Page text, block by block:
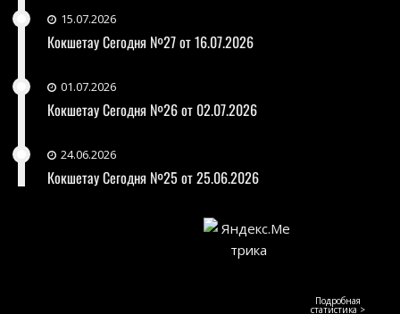
15.07.2026
Кокшетау Сегодня №27 от 16.07.2026
01.07.2026
Кокшетау Сегодня №26 от 02.07.2026
24.06.2026
Кокшетау Сегодня №25 от 25.06.2026
Подробная
статистика >